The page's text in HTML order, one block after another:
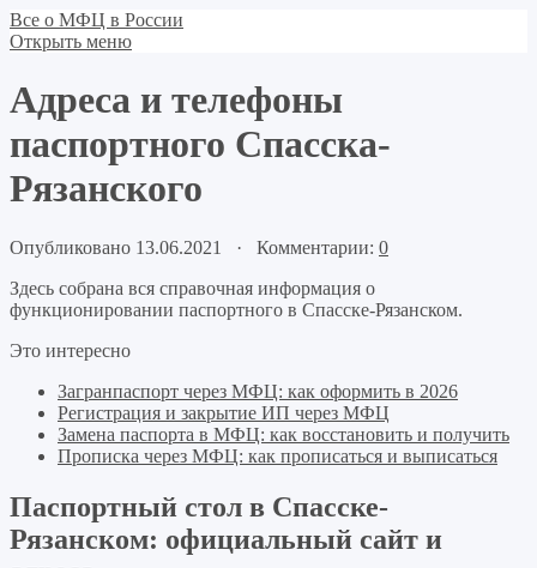
Все о МФЦ в России
Открыть меню
Адреса и телефоны
паспортного Спасска-
Рязанского
Опубликовано 13.06.2021 · Комментарии: 0
Здесь собрана вся справочная информация о
функционировании паспортного в Спасске-Рязанском.
Это интересно
Загранпаспорт через МФЦ: как оформить в 2026
Регистрация и закрытие ИП через МФЦ
Замена паспорта в МФЦ: как восстановить и получить
Прописка через МФЦ: как прописаться и выписаться
Паспортный стол в Спасске-
Рязанском: официальный сайт и